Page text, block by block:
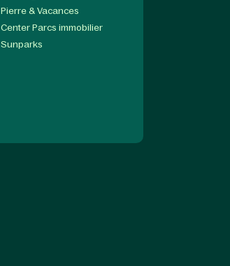
Pierre & Vacances
Center Parcs immobilier
Sunparks